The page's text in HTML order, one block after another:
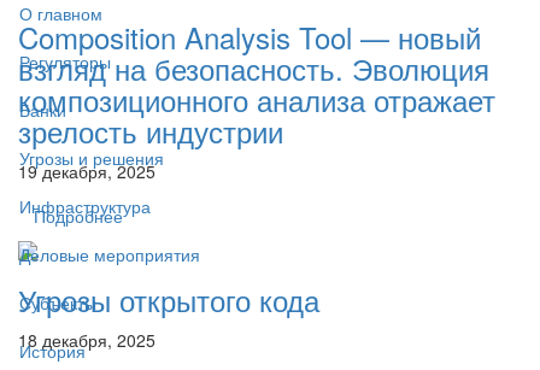
О главном
Регуляторы
Банки
Угрозы и решения
Инфраструктура
Деловые мероприятия
Субъекты
История
Composition Analysis Tool — новый
взгляд на безопасность. Эволюция
композиционного анализа отражает
зрелость индустрии
19 декабря, 2025
Подробнее
Угрозы открытого кода
18 декабря, 2025